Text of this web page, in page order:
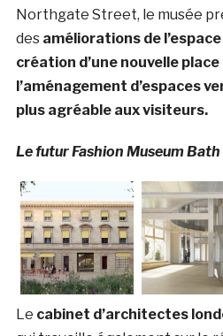
Northgate Street, le musée
des améliorations de
création d’une nouvelle
l’aménagement d’espaces
plus agréable aux visiteurs.
Le futur Fashion Museum Bath
Le cabinet d’architectes